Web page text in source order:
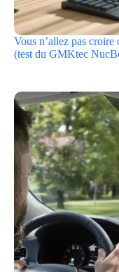
Vous n’allez pas
(test du GMKtec